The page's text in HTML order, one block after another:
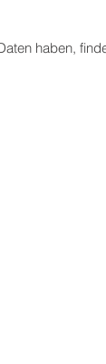
haben,